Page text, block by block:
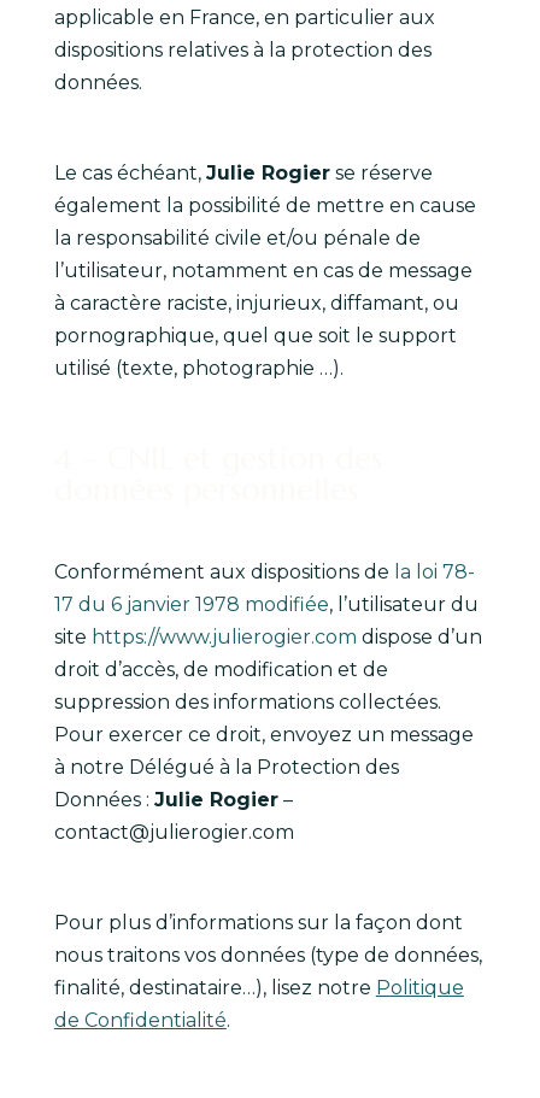
applicable en France, en particulier aux
dispositions relatives à la protection des
données.
Le cas échéant, Julie Rogierse réserve
également la possibilité de mettre en cause
la responsabilité civile et/ou pénale de
l’utilisateur, notamment en cas de message
à caractère raciste, injurieux, diffamant, ou
pornographique, quel que soit le support
utilisé (texte, photographie …).
Conformément aux dispositions de la loi 78-
17 du 6 janvier 1978 modifiée, l’utilisateur du
site https://www.julierogier.com dispose d’un
droit d’accès, de modification et de
suppression des informations collectées.
Pour exercer ce droit, envoyez un message
à notre Délégué à la Protection des
Données : Julie Rogier–
contact@julierogier.com
Pour plus d’informations sur la façon dont
nous traitons vos données (type de données,
finalité, destinataire…), lisez notre Politique
de Confidentialité.